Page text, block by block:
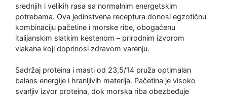
srednjih i velikih rasa sa normalnim energetskim
potrebama. Ova jedinstvena receptura donosi egzotičnu
kombinaciju pačetine i morske ribe, obogaćenu
italijanskim slatkim kestenom – prirodnim izvorom
vlakana koji doprinosi zdravom varenju.
Sadržaj proteina i masti od 23,5/14 pruža optimalan
balans energije i hranljivih materija. Pačetina je visoko
svarljiv izvor proteina, dok morska riba obezbeđuje